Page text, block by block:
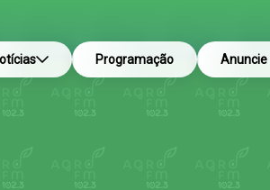
Programação Anuncie